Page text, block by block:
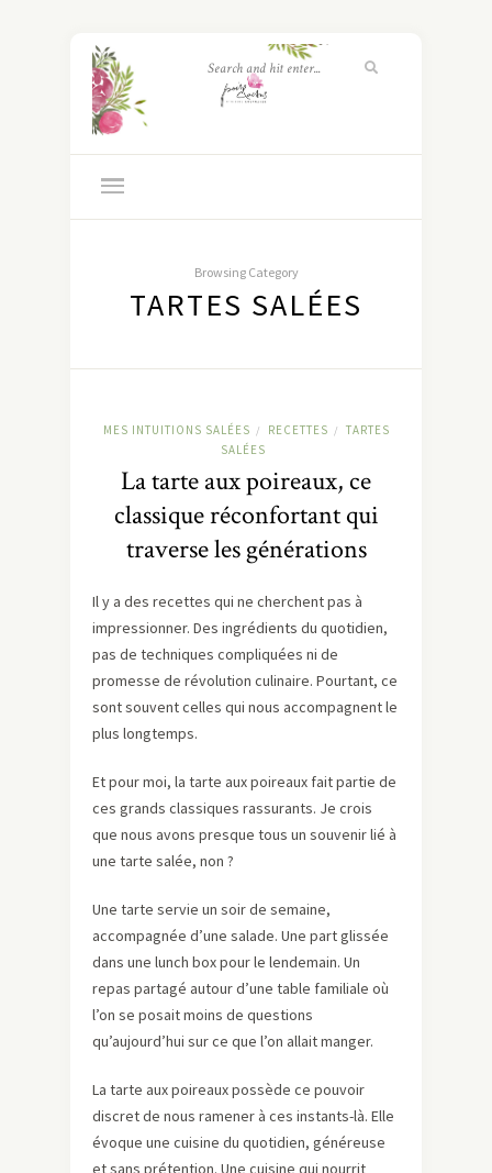
Browsing Category
TARTES SALÉES
MES INTUITIONS SALÉES / RECETTES /
TARTES
SALÉES
La tarte aux poireaux, ce
classique réconfortant qui
traverse les générations
Il y a des recettes qui ne cherchent pas à
impressionner. Des ingrédients du quotidien,
pas de techniques compliquées ni de
promesse de révolution culinaire. Pourtant, ce
sont souvent celles qui nous accompagnent le
plus longtemps.
Et pour moi, la tarte aux poireaux fait partie de
ces grands classiques rassurants. Je crois
que nous avons presque tous un souvenir lié à
une tarte salée, non ?
Une tarte servie un soir de semaine,
accompagnée d’une salade. Une part glissée
dans une lunch box pour le lendemain. Un
repas partagé autour d’une table familiale où
l’on se posait moins de questions
qu’aujourd’hui sur ce que l’on allait manger.
La tarte aux poireaux possède ce pouvoir
discret de nous ramener à ces instants-là. Elle
évoque une cuisine du quotidien, généreuse
et sans prétention. Une cuisine qui nourrit